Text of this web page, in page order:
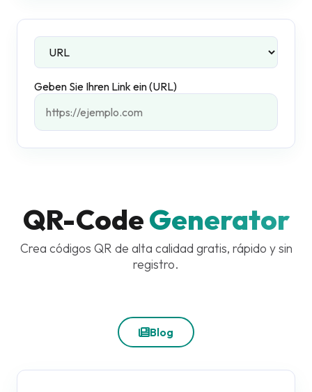
Geben Sie Ihren Link ein (URL)
QR-CodeGenerator
Crea códigos QR de alta calidad gratis, rápido y sin
registro.
Blog